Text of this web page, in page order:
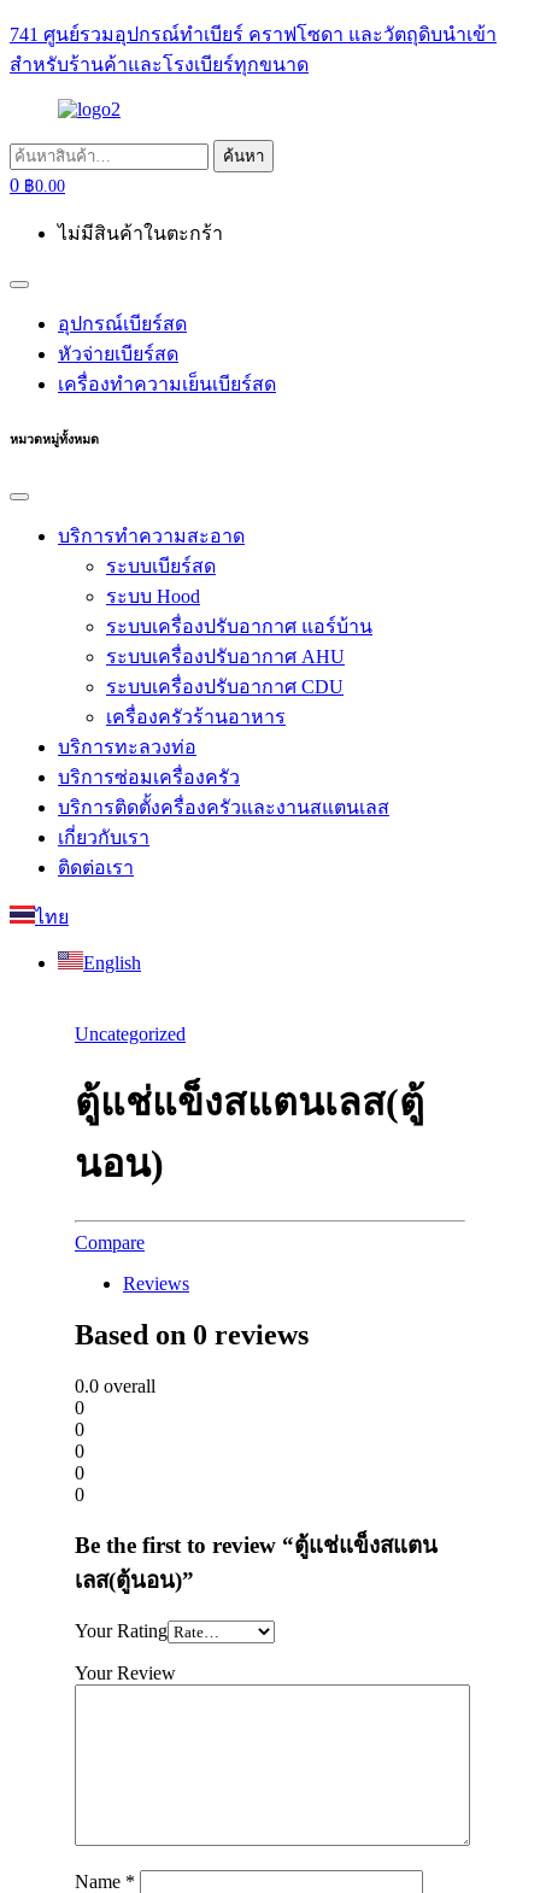
741 ศูนย์รวมอุปกรณ์ทำเบียร์ คราฟโซดา และวัตถุดิบนำเข้า
สำหรับร้านค้าและโรงเบียร์ทุกขนาด
ค้นหา: ค้นหา
0 ฿0.00
ไม่มีสินค้าในตะกร้า
อุปกรณ์เบียร์สด
หัวจ่ายเบียร์สด
เครื่องทำความเย็นเบียร์สด
หมวดหมู่ทั้งหมด
บริการทำความสะอาด
ระบบเบียร์สด
ระบบ Hood
ระบบเครื่องปรับอากาศ แอร์บ้าน
ระบบเครื่องปรับอากาศ AHU
ระบบเครื่องปรับอากาศ CDU
เครื่องครัวร้านอาหาร
บริการทะลวงท่อ
บริการซ่อมเครื่องครัว
บริการติดตั้งครื่องครัวและงานสแตนเลส
เกี่ยวกับเรา
ติดต่อเรา
ไทย
English
Uncategorized
ตู้แช่แข็งสแตนเลส(ตู้
นอน)
Compare
Reviews
Based on 0 reviews
0.0 overall
0
0
0
0
0
Be the first to review “ตู้แช่แข็งสแตน
เลส(ตู้นอน)”
Your Rating
Your Review
Name *